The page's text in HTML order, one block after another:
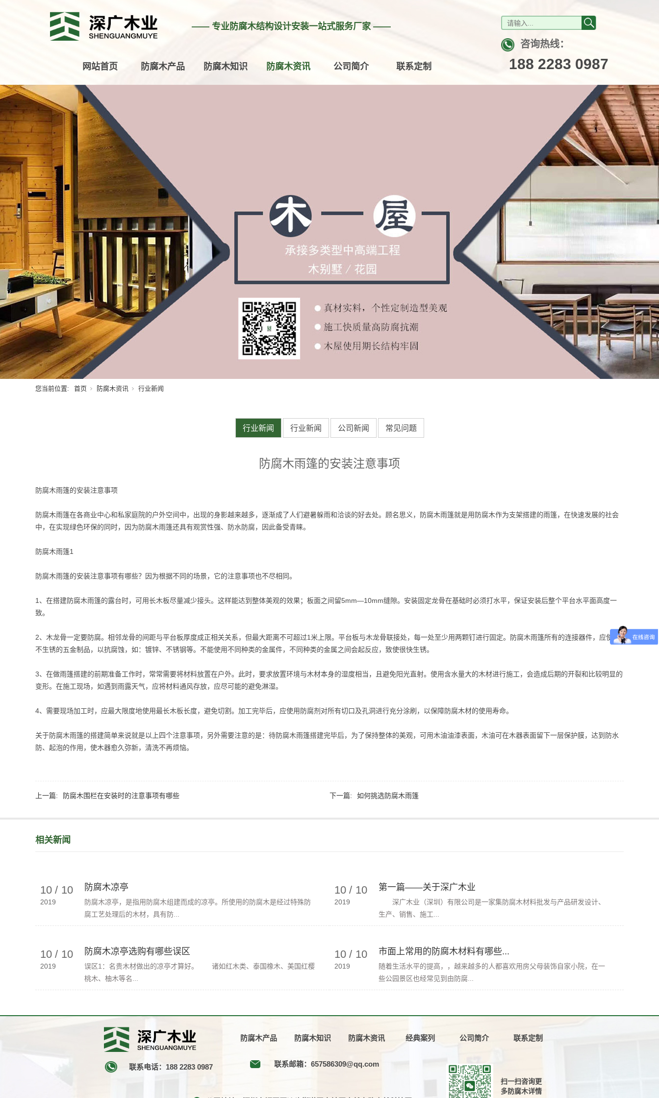
—— 专业防腐木结构设计安装一站式服务厂家 ——
网站首页 防腐木产品 防腐木知识 防腐木资讯 公司简介 联系定制
咨询热线：
188 2283 0987
您当前位置: 首页 防腐木资讯 行业新闻
行业新闻 行业新闻 公司新闻 常见问题
防腐木雨篷的安装注意事项
防腐木雨篷的安装注意事项
防腐木雨篷在各商业中心和私家庭院的户外空间中，出现的身影越来越多，逐渐成了人们避暑躲雨和洽谈的好去处。顾名思义，防腐木雨篷就是用防腐木作为支架搭建的雨篷，在快速发展的社会
中，在实现绿色环保的同时，因为防腐木雨篷还具有观赏性强、防水防腐，因此备受青睐。
防腐木雨篷1
防腐木雨篷的安装注意事项有哪些？因为根据不同的场景，它的注意事项也不尽相同。
1、在搭建防腐木雨篷的露台时，可用长木板尽量减少接头。这样能达到整体美观的效果；板面之间留5mm—10mm缝隙。安装固定龙骨在基础时必须打水平，保证安装后整个平台水平面高度一
致。
2、木龙骨一定要防腐。相邻龙骨的间距与平台板厚度成正相关关系，但最大距离不可超过1米上限。平台板与木龙骨联接处，每一处至少用两颗钉进行固定。防腐木雨篷所有的连接器件，应使用
不生锈的五金制品，以抗腐蚀，如：镀锌、不锈钢等。不能使用不同种类的金属件，不同种类的金属之间会起反应，致使很快生锈。
3、在做雨篷搭建的前期准备工作时，常常需要将材料放置在户外。此时，要求放置环境与木材本身的湿度相当，且避免阳光直射。使用含水量大的木材进行施工，会造成后期的开裂和比较明显的
变形。在施工现场，如遇到雨露天气，应将材料通风存放，应尽可能的避免淋湿。
4、需要现场加工时，应最大限度地使用最长木板长度，避免切割。加工完毕后，应使用防腐剂对所有切口及孔洞进行充分涂刷，以保障防腐木材的使用寿命。
关于防腐木雨篷的搭建简单来说就是以上四个注意事项，另外需要注意的是：待防腐木雨篷搭建完毕后，为了保持整体的美观，可用木油油漆表面，木油可在木器表面留下一层保护膜，达到防水
防、起泡的作用，使木器愈久弥新，清洗不再烦恼。
上一篇: 防腐木围栏在安装时的注意事项有哪些 下一篇: 如何挑选防腐木雨篷
相关新闻
10 / 10
2019
防腐木凉亭
防腐木凉亭，是指用防腐木组建而成的凉亭。所使用的防腐木是经过特殊防
腐工艺处理后的木材，具有防...
10 / 10
2019
第一篇——关于深广木业
深广木业（深圳）有限公司是一家集防腐木材料批发与产品研发设计、
生产、销售、施工...
10 / 10
2019
防腐木凉亭选购有哪些误区
误区1：名贵木材做出的凉亭才算好。 诸如红木类、泰国橡木、美国红樱
桃木、柚木等名...
10 / 10
2019
市面上常用的防腐木材料有哪些...
随着生活水平的提高，，越来越多的人都喜欢用房父母装饰自家小院，在一
些公园景区也经常见到由防腐...
防腐木产品 防腐木知识 防腐木资讯 经典案列 公司简介 联系定制
联系电话：188 2283 0987 联系邮箱：657586309@qq.com
扫一扫咨询更
多防腐木详情